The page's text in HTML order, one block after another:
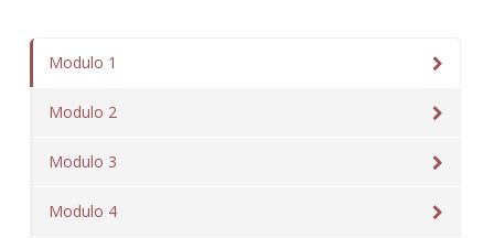
Modulo 1
Modulo 2
Modulo 3
Modulo 4